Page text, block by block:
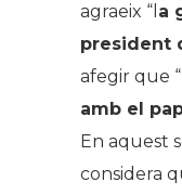
agraeix “l a
president
afegir que “
amb el
En aquest
considera